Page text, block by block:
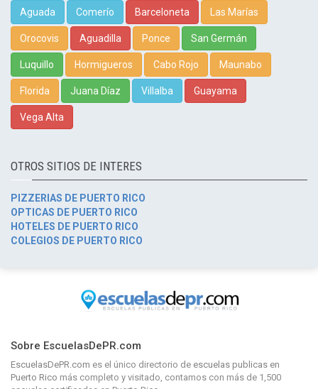
Aguada Comerío Barceloneta Las Marías
Orocovis Aguadilla Ponce San Germán
Luquillo Hormigueros Cabo Rojo Maunabo
Florida Juana Díaz Villalba Guayama
Vega Alta
OTROS SITIOS DE INTERES
PIZZERIAS DE PUERTO RICO
OPTICAS DE PUERTO RICO
HOTELES DE PUERTO RICO
COLEGIOS DE PUERTO RICO
Sobre EscuelasDePR.com
EscuelasDePR.com es el único directorio de escuelas publicas en
Puerto Rico más completo y visitado, contamos con más de 1,500